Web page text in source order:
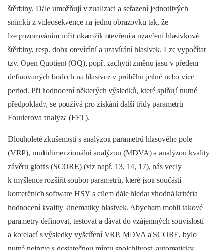
štěrbiny. Dále umožňují vizualizaci a seřazení jednotlivých
snímků z videosekvence na jednu obrazovku tak, že
lze pozorováním určit okamžik otevření a uzavření hlasivkové
štěrbiny, resp. dobu otevírání a uzavírání hlasivek. Lze vypočítat
tzv. Open Quotient (OQ), popř. zachytit změnu jasu v předem
definovaných bodech na hlasivce v průběhu jedné nebo více
period. Při hodnocení některých výsledků, které splňují nutné
předpoklady, se používá pro získání další třídy parametrů
Fourierova analýza (FFT).
Dlouholeté zkušenosti s analýzou parametrů hlasového pole
(VRP), multidimenzionální analýzou (MDVA) a analýzou kvality
závěru glottis (SCORE) (viz např. 13, 14, 17), nás vedly
k myšlence rozšířit soubor parametrů, které jsou součástí
komerčních software HSV s cílem dále hledat vhodná kritéria
hodnocení kvality kinematiky hlasivek. Abychom mohli takové
parametry definovat, testovat a dávat do vzájemných souvislostí
a korelací s výsledky vyšetření VRP, MDVA a SCORE, bylo
nutné nejprve s dostatečnou mírou spolehlivosti automaticky